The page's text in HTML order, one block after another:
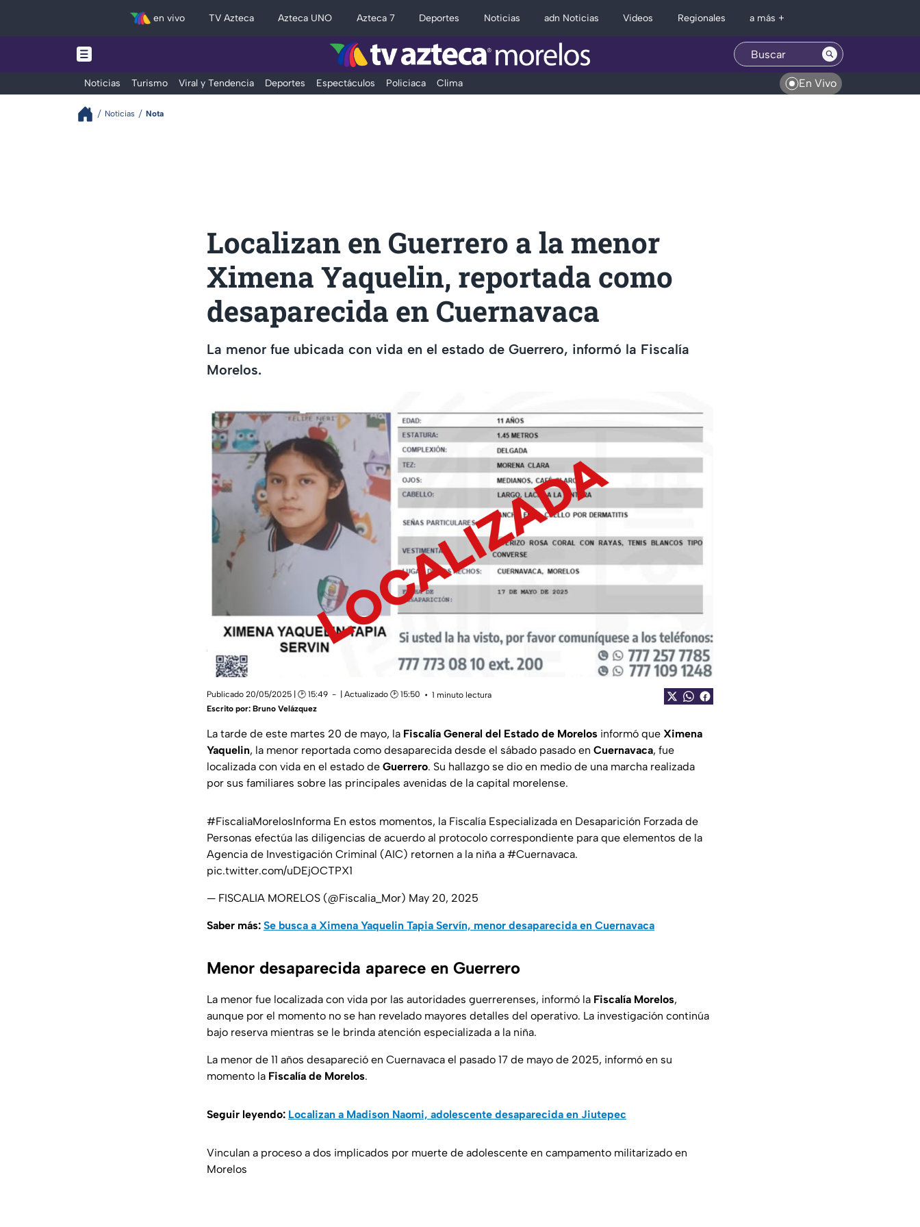
en vivo TV Azteca Azteca UNO Azteca 7 Deportes Noticias adn Noticias Videos Regionales a más +
Noticias Turismo Viral y Tendencia Deportes Espectáculos Policiaca Clima En Vivo
Noticias Nota
Localizan en Guerrero a la menor
Ximena Yaquelin, reportada como
desaparecida en Cuernavaca
La menor fue ubicada con vida en el estado de Guerrero, informó la Fiscalía
Morelos.
Publicado 20/05/2025 | 🕑 15:49 | Actualizado 🕑 15:50
1 minuto lectura
Escrito por: Bruno Velázquez
La tarde de este martes 20 de mayo, la Fiscalía General del Estado de Morelos informó que Ximena
Yaquelin, la menor reportada como desaparecida desde el sábado pasado en Cuernavaca, fue
localizada con vida en el estado de Guerrero. Su hallazgo se dio en medio de una marcha realizada
por sus familiares sobre las principales avenidas de la capital morelense.
#FiscaliaMorelosInforma En estos momentos, la Fiscalía Especializada en Desaparición Forzada de
Personas efectúa las diligencias de acuerdo al protocolo correspondiente para que elementos de la
Agencia de Investigación Criminal (AIC) retornen a la niña a #Cuernavaca.
pic.twitter.com/uDEjOCTPX1
— FISCALIA MORELOS (@Fiscalia_Mor) May 20, 2025
Saber más: Se busca a Ximena Yaquelin Tapia Servín, menor desaparecida en Cuernavaca
Menor desaparecida aparece en Guerrero
La menor fue localizada con vida por las autoridades guerrerenses, informó la Fiscalía Morelos,
aunque por el momento no se han revelado mayores detalles del operativo. La investigación continúa
bajo reserva mientras se le brinda atención especializada a la niña.
La menor de 11 años desapareció en Cuernavaca el pasado 17 de mayo de 2025, informó en su
momento la Fiscalía de Morelos.
Seguir leyendo: Localizan a Madison Naomi, adolescente desaparecida en Jiutepec
Vinculan a proceso a dos implicados por muerte de adolescente en campamento militarizado en
Morelos